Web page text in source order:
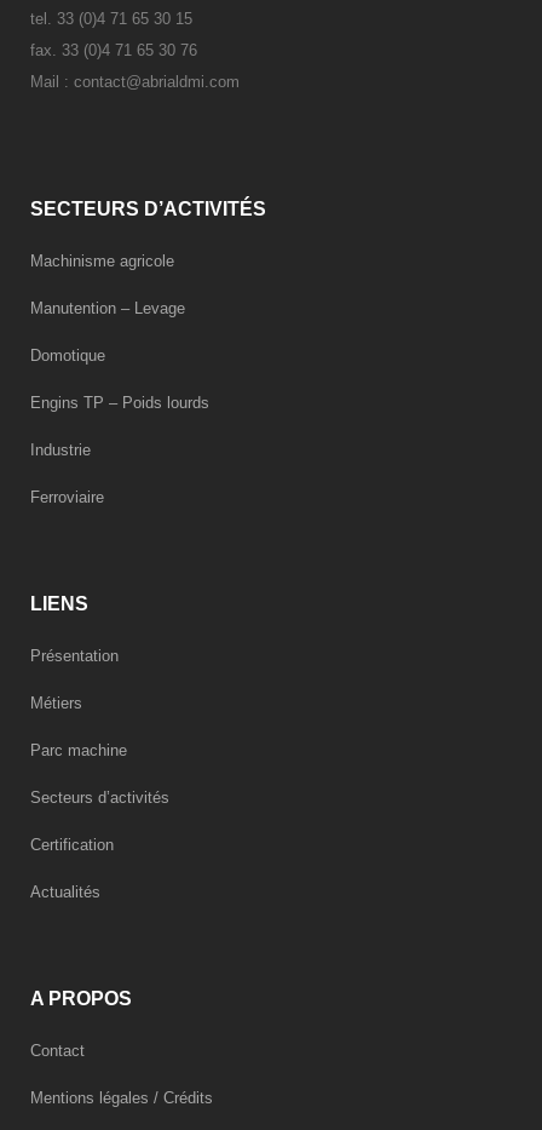
tel. 33 (0)4 71 65 30 15
fax. 33 (0)4 71 65 30 76
Mail : contact@abrialdmi.com
SECTEURS D’ACTIVITÉS
Machinisme agricole
Manutention – Levage
Domotique
Engins TP – Poids lourds
Industrie
Ferroviaire
LIENS
Présentation
Métiers
Parc machine
Secteurs d’activités
Certification
Actualités
A PROPOS
Contact
Mentions légales / Crédits